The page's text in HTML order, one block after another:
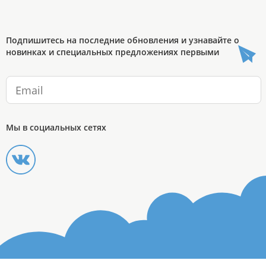
Подпишитесь на последние обновления и узнавайте о
новинках и специальных предложениях первыми
Мы в социальных сетях